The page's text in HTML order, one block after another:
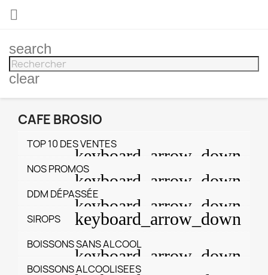

search
clear
CAFE BROSIO
TOP 10 DES VENTES
NOS PROMOS
DDM DÉPASSÉE
SIROPS
BOISSONS SANS ALCOOL
BOISSONS ALCOOLISEES